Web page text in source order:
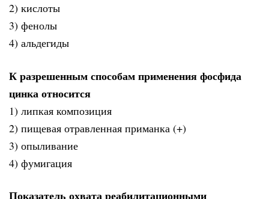
2) кислоты
3) фенолы
4) альдегиды
К разрешенным способам применения фосфида
цинка относится
1) липкая композиция
2) пищевая отравленная приманка (+)
3) опыливание
4) фумигация
Показатель охвата реабилитационными